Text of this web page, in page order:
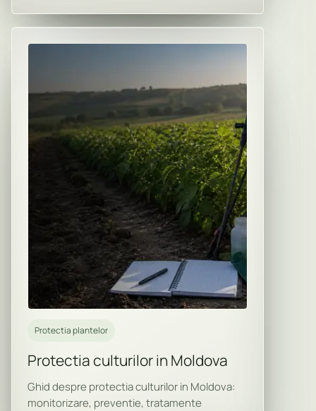
Protectia plantelor
Protectia culturilor in Moldova
Ghid despre protectia culturilor in Moldova:
monitorizare, preventie, tratamente